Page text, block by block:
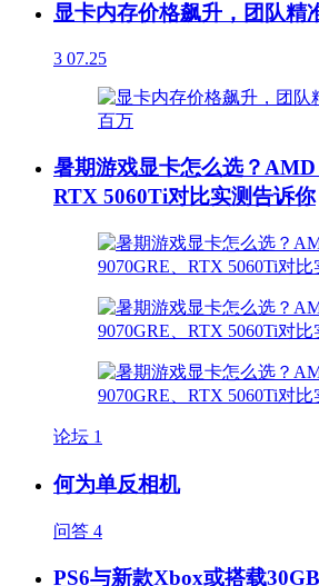
显卡内存价格飙升，团队精
3 07.25
暑期游戏显卡怎么选？AMD
RTX 5060Ti对比实测告诉你
论坛 1
何为单反相机
问答 4
PS6与新款Xbox或搭载